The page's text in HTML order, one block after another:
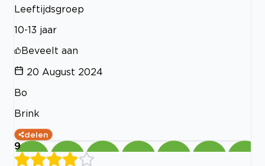
Leeftijdsgroep
10-13 jaar
Beveelt aan
20 August 2024
Bo
Brink
delen
9